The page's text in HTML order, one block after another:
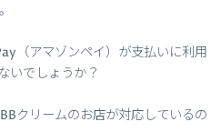
（アマゾンペイ）が支払いに利用
いでしょうか？
クリームのお店が対応しているの